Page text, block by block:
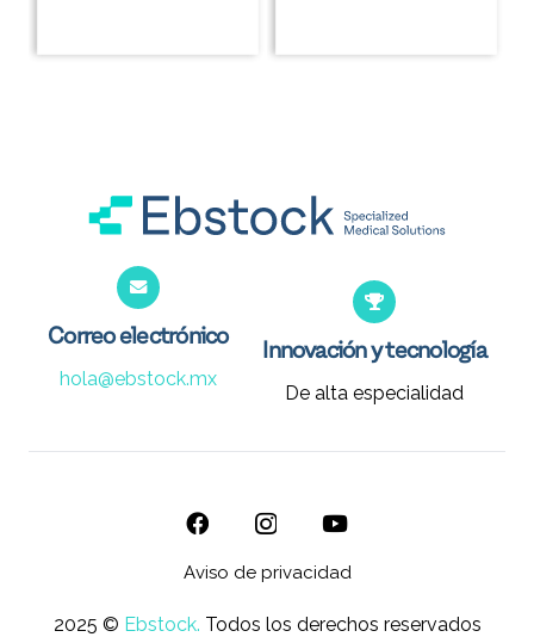
Correo electrónico
hola@ebstock.mx
Innovación y tecnología
De alta especialidad
Aviso de privacidad
2025 © Ebstock. Todos los derechos reservados